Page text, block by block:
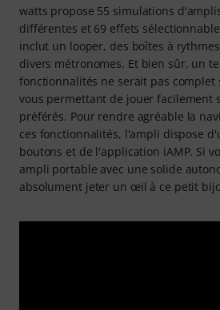
watts propose 55 simulations
différentes et 69 effets
inclut un looper, des boîtes à
divers métronomes. Et bien sûr, un
fonctionnalités ne serait pas complet
vous permettant de jouer facilement
préférés. Pour rendre agréable la
ces fonctionnalités, l'ampli dispose
boutons et de l'application iAMP. Si
ampli portable avec une solide
absolument jeter un œil à ce petit